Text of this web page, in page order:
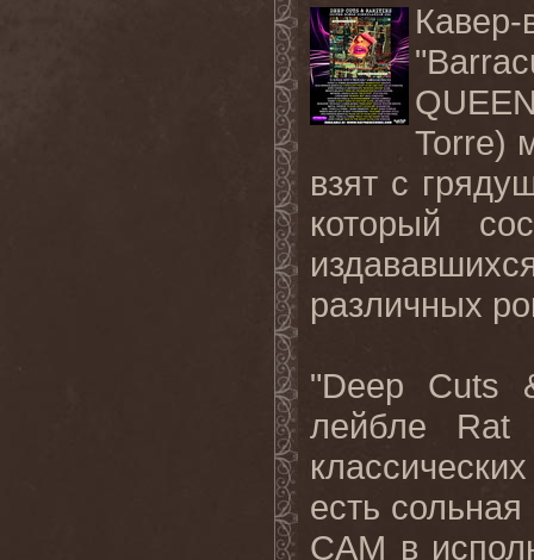
"
Torre)
взят с
который
различных
"Deep Cuts
лейбле Rat
есть
CAM в